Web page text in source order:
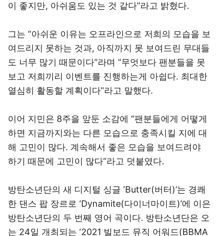
이 좋지만, 아쉬움도 있는 것 같다”라고 밝혔다.
그는 “아쉬운 이유는 오프라인으로 저희의 모습을 보
여드리지 못하는 것과, 아직까지 못 보여드린 무대들
도 너무 많기 때문이다”라며 “무엇보다 팬분들을 못
보고 저희끼리 이벤트를 진행하는게 아쉽다. 최대한
열심히 활동할 계획이다”라고 말했다.
이어 지민은 8주을 앞둔 소감에 “팬분들에게 어떻게
하면 지금까지와는 다른 모습으로 충족시킬 지에 대
해 고민이 많다. 계속해서 좋은 모습을 보여드려야
하기 때문에 고민이 많다”라고 덧붙였다.
방탄소년단의 새 디지털 싱글 ‘Butter(버터)’는 경쾌
한 댄스 팝 장르로 ‘Dynamite(다이너마이트)’에 이은
방탄소년단의 두 번째 영어 곡이다. 방탄소년단은 오
는 24일 개최되는 ‘2021 빌보드 뮤직 어워드(BBMA